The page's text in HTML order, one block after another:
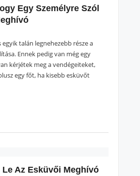
Egy Személyre Szól
egyik talán legnehezebb része a
Ennek pedig van még egy
kérjétek meg a vendégeiteket,
egy főt, ha kisebb esküvőt
Az Esküvői Meghívó